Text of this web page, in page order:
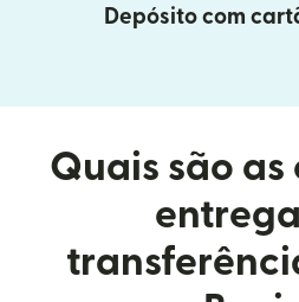
Depósito com
Quais são as